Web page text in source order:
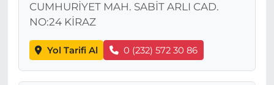
CUMHURİYET MAH. SABİT ARLI CAD.
NO:24 KİRAZ
Yol Tarifi Al 0 (232) 572 30 86